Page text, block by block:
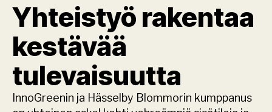
Yhteistyö rakentaa
kestävää
tulevaisuutta
InnoGreenin ja Hässelby Blommorin kumppanus